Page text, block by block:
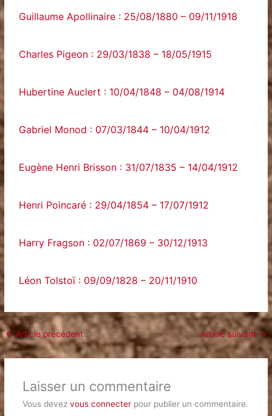
Guillaume Apollinaire : 25/08/1880 – 09/11/1918
Charles Pigeon : 29/03/1838 – 18/05/1915
Hubertine Auclert : 10/04/1848 – 04/08/1914
Gabriel Monod : 07/03/1844 – 10/04/1912
Eugène Henri Brisson : 31/07/1835 – 14/04/1912
Henri Poincaré : 29/04/1854 – 17/07/1912
Harry Fragson : 02/07/1869 – 30/12/1913
Léon Tolstoï : 09/09/1828 – 20/11/1910
←Article précédent Article suivant →
Laisser un commentaire
Vous devez vous connecterpour publier un commentaire.